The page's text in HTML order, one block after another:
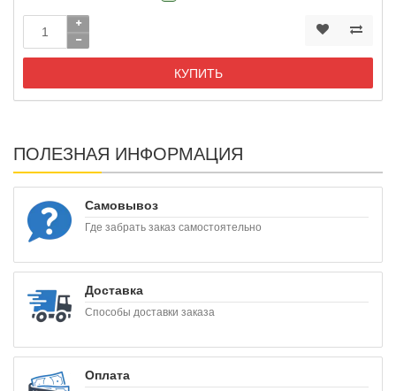
КУПИТЬ
ПОЛЕЗНАЯ ИНФОРМАЦИЯ
Самовывоз
Где забрать заказ самостоятельно
Доставка
Способы доставки заказа
Оплата